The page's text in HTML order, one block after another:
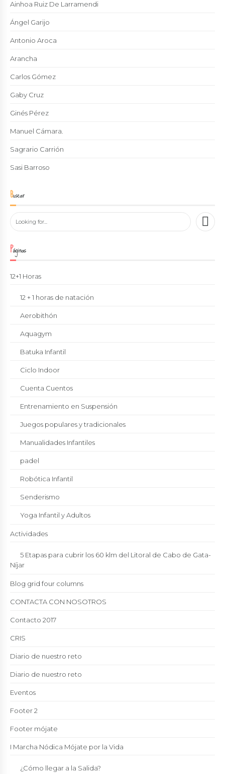
Ainhoa Ruiz De Larramendi
Ángel Garijo
Antonio Aroca
Arancha
Carlos Gómez
Gaby Cruz
Ginés Pérez
Manuel Cámara.
Sagrario Carrión
Sasi Barroso
Buscar
Páginas
12+1 Horas
12 + 1 horas de natación
Aerobithón
Aquagym
Batuka Infantil
Ciclo Indoor
Cuenta Cuentos
Entrenamiento en Suspensión
Juegos populares y tradicionales
Manualidades Infantiles
padel
Robótica Infantil
Senderismo
Yoga Infantil y Adultos
Actividades
5 Etapas para cubrir los 60 klm del Litoral de Cabo de Gata-
Níjar
Blog grid four columns
CONTACTA CON NOSOTROS
Contacto 2017
CRIS
Diario de nuestro reto
Diario de nuestro reto
Eventos
Footer 2
Footer mójate
I Marcha Nódica Mójate por la Vida
¿Cómo llegar a la Salida?